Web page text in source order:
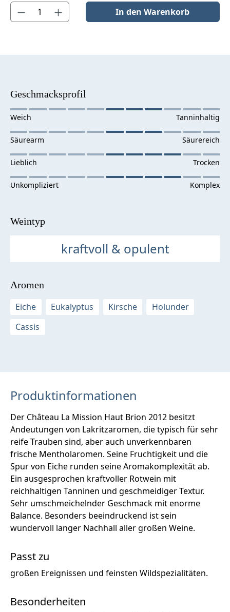
Produkt Anzahl: Gib den gewünschten Wert ein oder benutze
In den Warenkorb
Geschmacksprofil
Weintyp
kraftvoll & opulent
Aromen
Eiche
Eukalyptus Kirsche
Holunder
Cassis
Produktinformationen
Der Château La Mission Haut Brion 2012 besitzt
Andeutungen von Lakritzaromen, die typisch für sehr
reife Trauben sind, aber auch unverkennbaren
frische Mentholaromen. Seine Fruchtigkeit und die
Spur von Eiche runden seine Aromakomplexität ab.
Ein ausgesprochen kraftvoller Rotwein mit
reichhaltigen Tanninen und geschmeidiger Textur.
Sehr umschmeichelnder Geschmack mit enorme
Balance. Besonders beeindruckend ist sein
wundervoll langer Nachhall aller großen Weine.
Passt zu
großen Ereignissen und feinsten Wildspezialitäten.
Besonderheiten